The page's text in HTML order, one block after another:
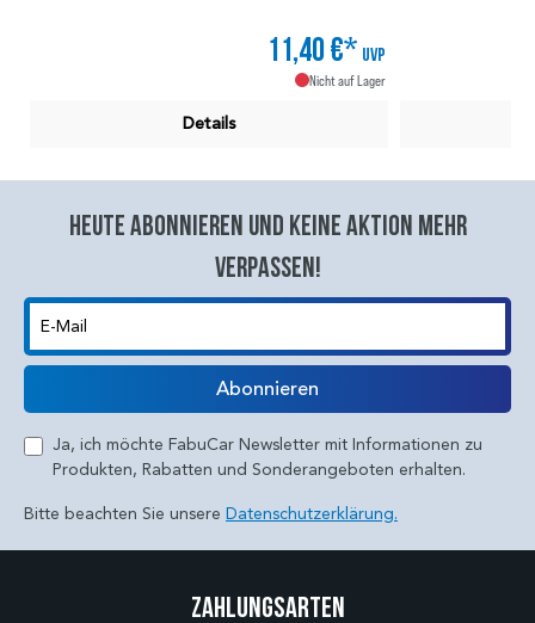
11,40 €* UVP
Nicht auf Lager
Details
Heute abonnieren und keine aktion mehr
verpassen!
E-Mail
Abonnieren
Ja, ich möchte FabuCar Newsletter mit Informationen zu
Produkten, Rabatten und Sonderangeboten erhalten.
Bitte beachten Sie unsere Datenschutzerklärung.
Zahlungsarten